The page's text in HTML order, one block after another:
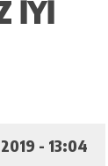
IYI
- 13:04